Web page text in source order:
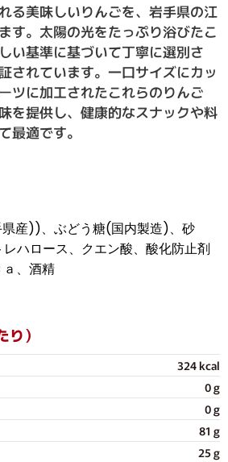
る美味しいりんごを、岩手県の江
す。太陽の光をたっぷり浴びたこ
い基準に基づいて丁寧に選別さ
されています。一口サイズにカッ
ツに加工されたこれらのりんご
を提供し、健康的なスナックや料
最適です。
産))、ぶどう糖(国内製造)、砂
ハロース、クエン酸、酸化防止剤
、酒精
）
324 kcal
0 g
0 g
81 g
25 g